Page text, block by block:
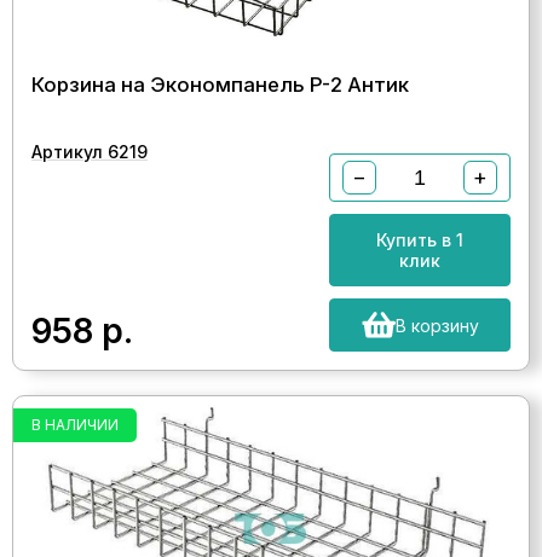
Корзина на Экономпанель P-2 Антик
Артикул 6219
958 р.
− +
Купить в 1
клик
В корзину
В НАЛИЧИИ